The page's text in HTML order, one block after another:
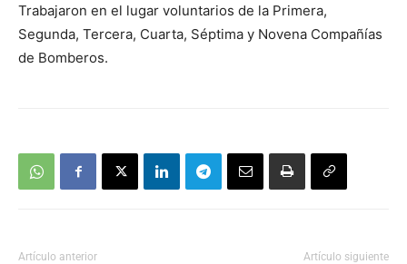
Trabajaron en el lugar voluntarios de la Primera,
Segunda, Tercera, Cuarta, Séptima y Novena Compañías
de Bomberos.
Artículo anterior Artículo siguiente